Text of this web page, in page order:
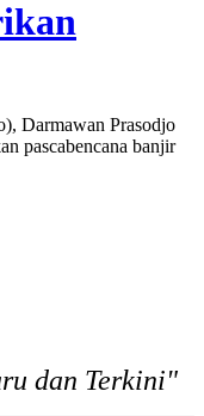
Darmawan Prasodjo
pascabencana banjir
dan Terkini"